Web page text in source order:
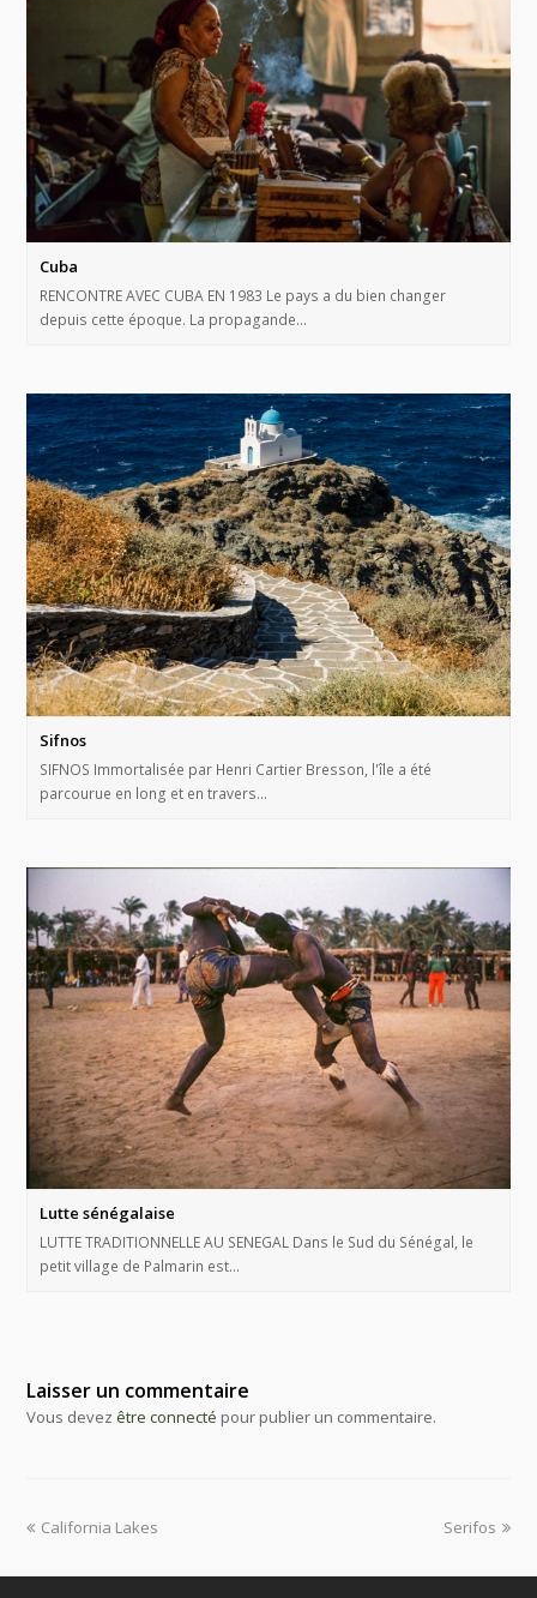
Cuba
RENCONTRE AVEC CUBA EN 1983 Le pays a du bien changer
depuis cette époque. La propagande…
Sifnos
SIFNOS Immortalisée par Henri Cartier Bresson, l'île a été
parcourue en long et en travers…
Lutte sénégalaise
LUTTE TRADITIONNELLE AU SENEGAL Dans le Sud du Sénégal, le
petit village de Palmarin est…
Laisser un commentaire
Vous devezêtre connecté pour publier un commentaire.
California Lakes Serifos